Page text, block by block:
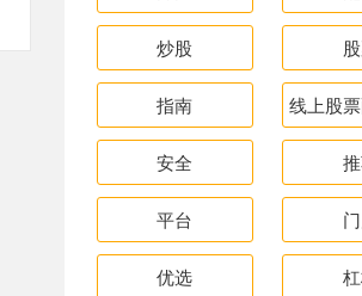
炒股
指南 线上股
安全
平台
优选